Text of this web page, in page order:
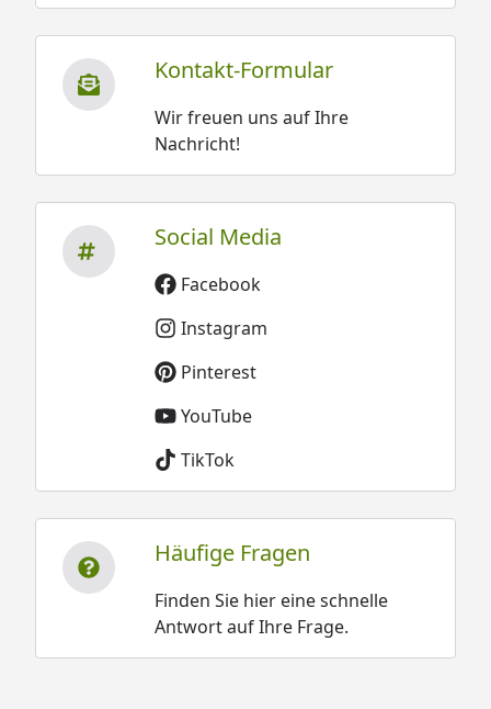
Kontakt-Formular
Wir freuen uns auf Ihre
Nachricht!
Social Media
Facebook
Instagram
Pinterest
YouTube
TikTok
Häufige Fragen
Finden Sie hier eine schnelle
Antwort auf Ihre Frage.